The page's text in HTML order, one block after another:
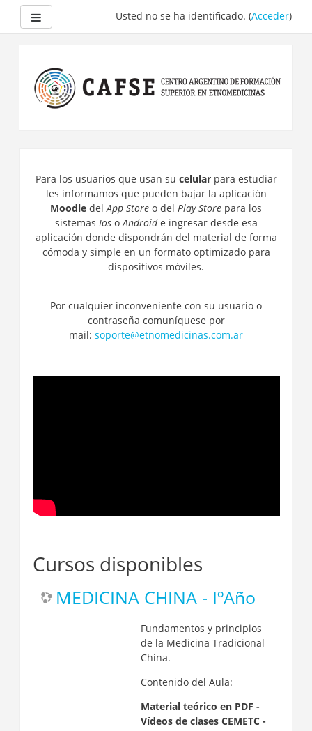
contenido
principal
Usted no se ha identificado. (Acceder)
Para los usuarios que usan su celular para estudiar
les informamos que pueden bajar la aplicación
Moodle delApp Store o del Play Store para los
sistemas Ios oAndroide ingresar desde esa
aplicación donde dispondrán del material de forma
cómoda y simple en un formato optimizado para
dispositivos móviles.
Por cualquier inconveniente con su usuario o
contraseña comuníquese por
mail: soporte@etnomedicinas.com.ar
Cursos disponibles
MEDICINA CHINA - IºAño
Fundamentos y principios
de la Medicina Tradicional
China.
Contenido del Aula:
Material teórico en PDF -
Vídeos de clases CEMETC -